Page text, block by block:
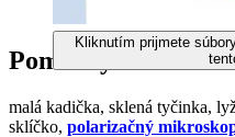
Kliknutím prijmete
Pomôcky:
malá kadička, sklená tyčinka,
sklíčko, polarizačný